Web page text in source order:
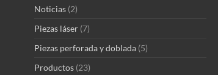
Noticias (2)
Piezas láser (7)
Piezas perforada y doblada (5)
Productos (23)